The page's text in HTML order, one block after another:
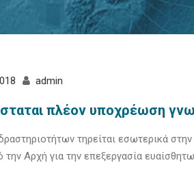
admin
πλέον υποχρέωση
τηρείται εσωτερικά
την Αρχή για την επεξεργασία